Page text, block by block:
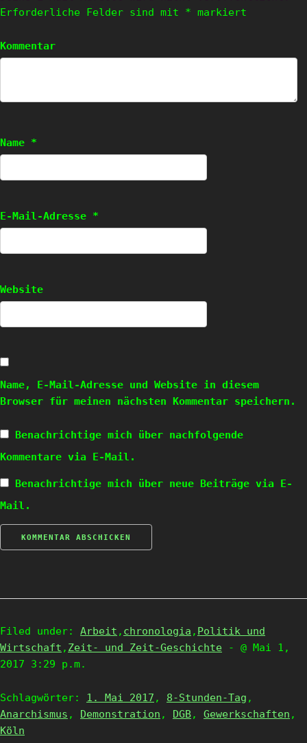
Erforderliche Felder sind mit * markiert
Kommentar
Name *
E-Mail-Adresse *
Website
Name, E-Mail-Adresse und Website in diesem
Browser für meinen nächsten Kommentar speichern.
Benachrichtige mich über nachfolgende
Kommentare via E-Mail.
Benachrichtige mich über neue Beiträge via E-
Mail.
Filed under: Arbeit , chronologia , Politik und
Wirtschaft , Zeit- und Zeit-Geschichte
- @ Mai 1,
2017 3:29 p.m.
Schlagwörter: 1. Mai 2017 , 8-Stunden-Tag ,
Anarchismus , Demonstration , DGB, Gewerkschaften ,
Köln